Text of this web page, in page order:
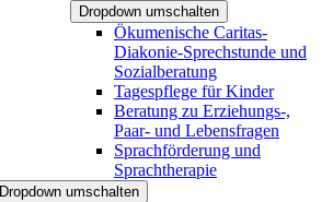
Dropdown umschalten
Ökumenische Caritas-
Diakonie-Sprechstunde und
Sozialberatung
Tagespflege für Kinder
Beratung zu Erziehungs-,
Paar- und Lebensfragen
Sprachförderung und
Sprachtherapie
Dropdown umschalten